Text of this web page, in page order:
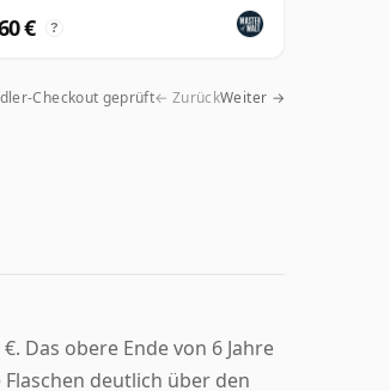
€ ?
Checkout geprüft← ZurückWeiter →
Das obere Ende von 6 Jahre
deutlich über den